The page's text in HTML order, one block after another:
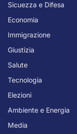
Sicuezza e Difesa
Economia
Immigrazione
Giustizia
Salute
Tecnologia
Elezioni
Ambiente e Energia
Media